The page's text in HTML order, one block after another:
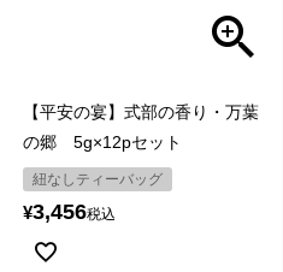
【平安の宴】式部の香り・万葉
の郷 5g×12pセット
紐なしティーバッグ
¥3,456税込